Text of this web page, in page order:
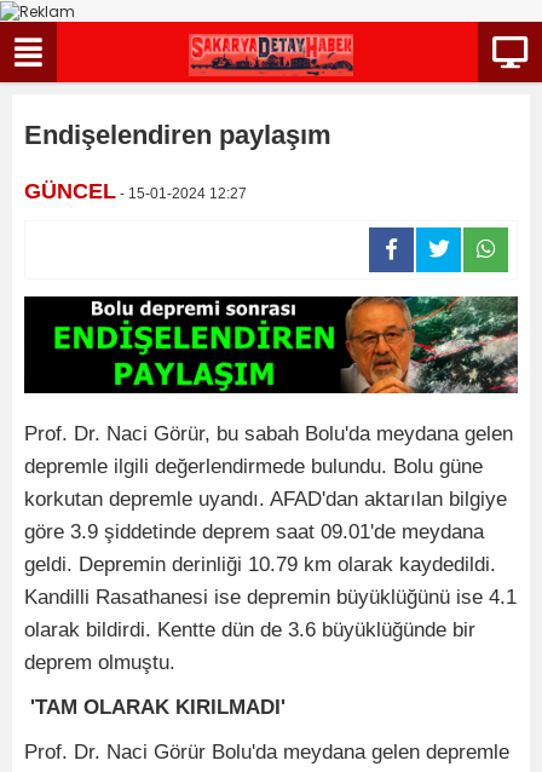
Endişelendiren paylaşım
GÜNCEL - 15-01-2024 12:27
Prof. Dr. Naci Görür, bu sabah Bolu'da meydana gelen
depremle ilgili değerlendirmede bulundu. Bolu güne
korkutan depremle uyandı. AFAD'dan aktarılan bilgiye
göre 3.9 şiddetinde deprem saat 09.01'de meydana
geldi. Depremin derinliği 10.79 km olarak kaydedildi.
Kandilli Rasathanesi ise depremin büyüklüğünü ise 4.1
olarak bildirdi. Kentte dün de 3.6 büyüklüğünde bir
deprem olmuştu.
'TAM OLARAK KIRILMADI'
Prof. Dr. Naci Görür Bolu'da meydana gelen depremle